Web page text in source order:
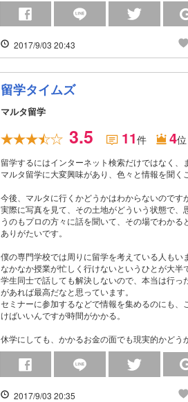
2017/9/03 20:43
留学タイムズ
マルタ留学
3.5 11件 4位
留学するにはインターネット検索だけではなく、
マルタ留学に大変興味があり、色々と情報を聞く
今後、マルタに行くかどうかはわからないのです
実際に写真を見て、その土地がどういう状態で
うのもプロの方々に話を聞いて、その場でわか
ありがたいです。
僕の専門学校では周りに留学を考えている人もい
なかなか授業が忙しく行けないというひとが大
学生同士で話しても解決しないので、本当は行
があれば最高だなと思っています。
セミナーに参加するなどで情報を集めるのにも
けばいいんですが時間がかかる。
休学にしても、かかるお金の面でも現実的かどう
2017/9/03 20:35